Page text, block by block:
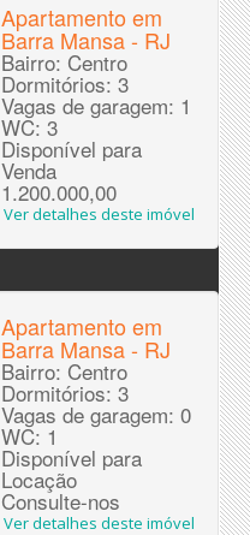
Apartamento em
Barra Mansa - RJ
Bairro: Centro
Dormitórios: 3
Vagas de garagem: 1
WC: 3
Disponível para
Venda
1.200.000,00
Ver detalhes deste imóvel
Apartamento em
Barra Mansa - RJ
Bairro: Centro
Dormitórios: 3
Vagas de garagem: 0
WC: 1
Disponível para
Locação
Consulte-nos
Ver detalhes deste imóvel